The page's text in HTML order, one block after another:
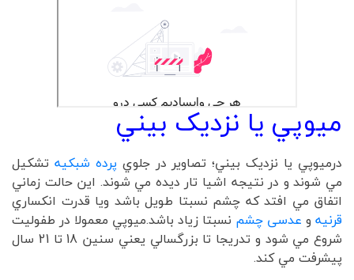
ميوپي يا نزديک بيني
درميوپي يا نزديک بيني؛ تصاوير در جلوي پرده شبکيه تشکيل
مي شوند و در نتيجه اشيا تار ديده مي شوند. اين حالت زماني
اتفاق مي افتد که چشم نسبتا طويل باشد ويا قدرت انکساري
قرنيه و عدسی چشم نسبتا زياد باشد.ميوپي معمولا در طفوليت
شروع مي شود و تدريجا تا بزرگسالي يعني سنين 18 تا 21 سال
پيشرفت مي کند.